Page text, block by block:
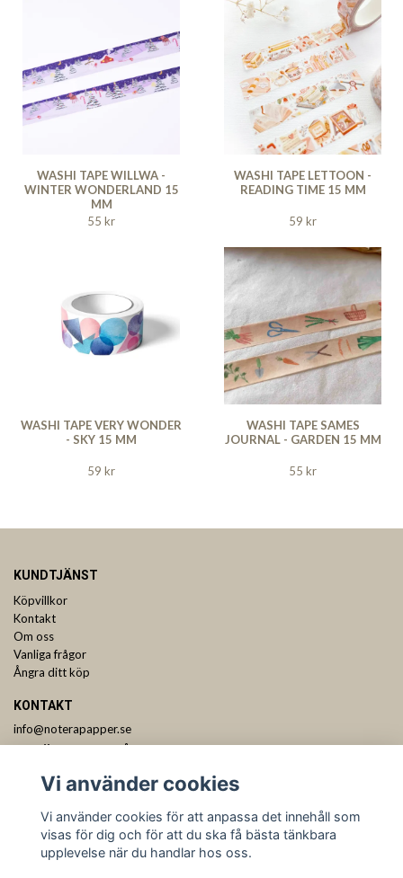
WASHI TAPE WILLWA -
WINTER WONDERLAND 15
MM
55 kr
WASHI TAPE LETTOON -
READING TIME 15 MM
59 kr
WASHI TAPE VERY WONDER
- SKY 15 MM
59 kr
WASHI TAPE SAMES
JOURNAL - GARDEN 15 MM
55 kr
KUNDTJÄNST
Köpvillkor
Kontakt
Om oss
Vanliga frågor
Ångra ditt köp
KONTAKT
info@noterapapper.se
Vi använder cookies
Vi använder cookies för att anpassa det innehåll som
visas för dig och för att du ska få bästa tänkbara
upplevelse när du handlar hos oss.